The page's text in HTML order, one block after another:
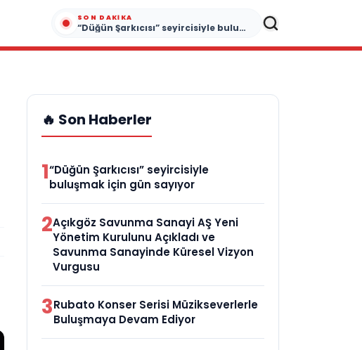
SON DAKIKA
“Düğün Şarkıcısı” seyircisiyle buluşmak için gün sayıyor
🔥 Son Haberler
1“Düğün Şarkıcısı” seyircisiyle
buluşmak için gün sayıyor
2Açıkgöz Savunma Sanayi AŞ Yeni
Yönetim Kurulunu Açıkladı ve
Savunma Sanayinde Küresel Vizyon
Vurgusu
3Rubato Konser Serisi Müzikseverlerle
Buluşmaya Devam Ediyor